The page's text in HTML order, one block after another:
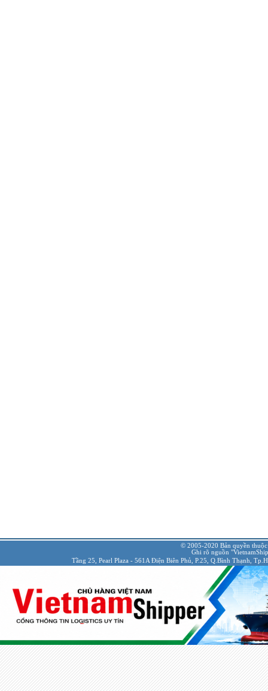
© 2005-2020 Bản quyền
Ghi rõ nguồn
Tầng 25, Pearl Plaza - 561A Điện Biên Phủ, P.25, Q.Bình Thạnh,